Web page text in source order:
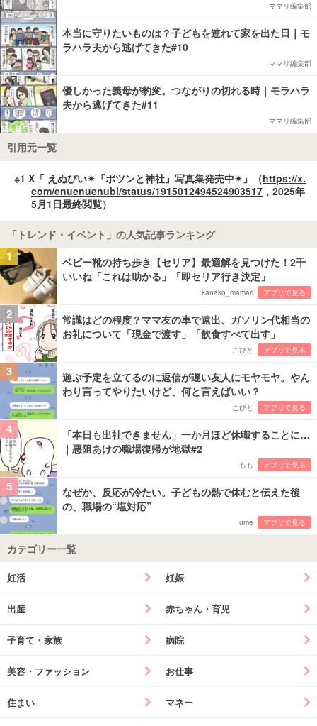
ママリ編集部
本当に守りたいものは？子どもを連れて家を出た日｜モ
ラハラ夫から逃げてきた#10
ママリ編集部
優しかった義母が豹変。つながりの切れる時｜モラハラ
夫から逃げてきた#11
ママリ編集部
引用元一覧
※1 X「 えぬびい✴︎『ポツンと神社』写真集発売中✴︎」（https://x.
com/enuenuenubi/status/1915012494524903517 ，2025年
5月1日最終閲覧）
「トレンド・イベント」の人気記事ランキング
1
ベビー靴の持ち歩き【セリア】最適解を見つけた！2千
いいね「これは助かる」「即セリア行き決定」
kanako_mamari アプリで見る
2
常識はどの程度？ママ友の車で遠出、ガソリン代相当の
お礼について「現金で渡す」「飲食すべて出す」
こびと アプリで見る
3
遊ぶ予定を立てるのに返信が遅い友人にモヤモヤ。やん
わり言ってやりたいけど、何と言えばいい？
こびと アプリで見る
4
「本日も出社できません」一か月ほど休職することに…
｜悪阻あけの職場復帰が地獄#2
もも アプリで見る
5
なぜか、反応が冷たい。子どもの熱で休むと伝えた後
の、職場の“塩対応”
ume アプリで見る
カテゴリー一覧
妊活 妊娠
出産 赤ちゃん・育児
子育て・家族 病院
美容・ファッション お仕事
住まい マネー